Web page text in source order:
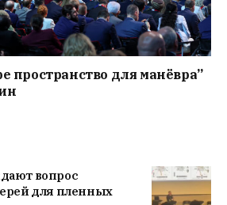
пространство для манёвра”
вопрос
для пленных